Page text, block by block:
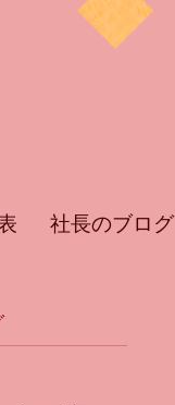
社長のブログ